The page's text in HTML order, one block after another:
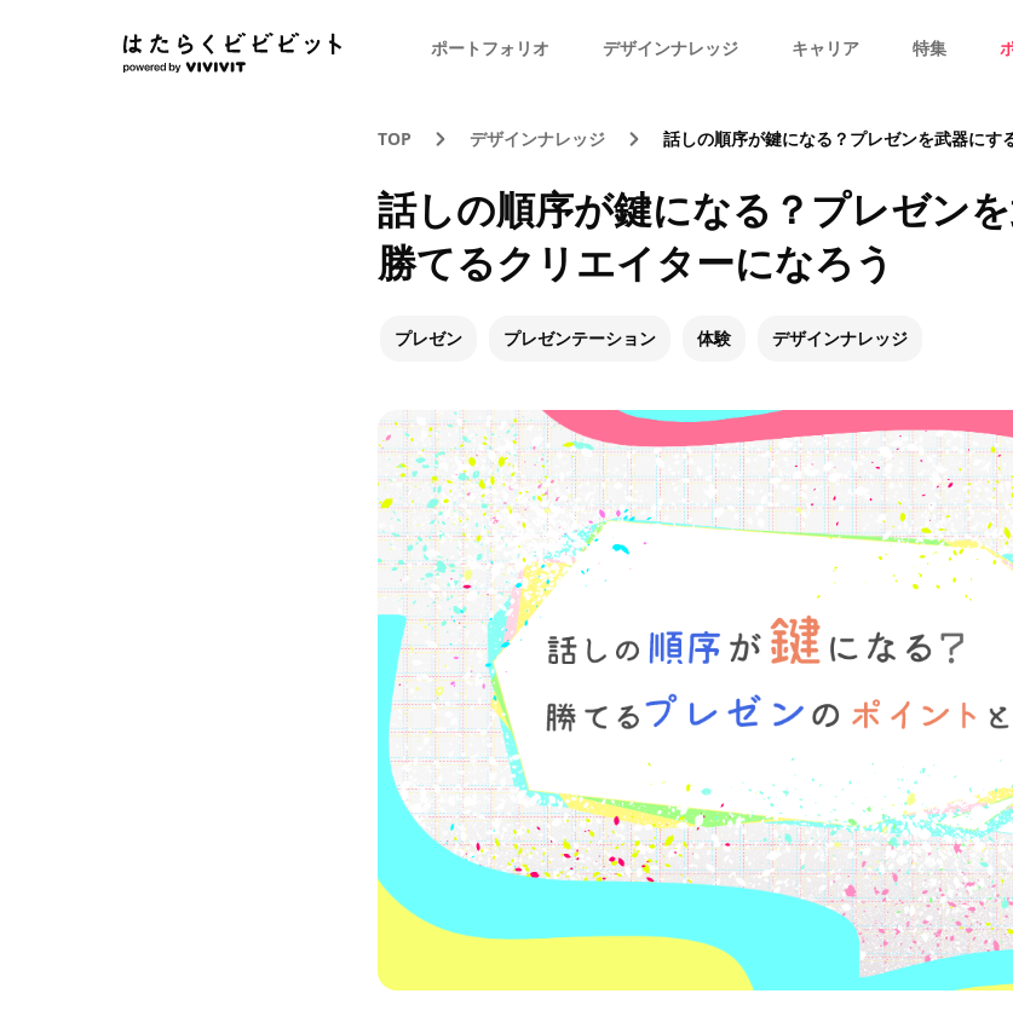
ポートフォリオ デザインナレッジ キャリア 特集
TOP デザインナレッジ 話しの順序が鍵になる？プレゼンを武器にする
話しの順序が鍵になる？プレゼンを
勝てるクリエイターになろう
プレゼン プレゼンテーション 体験 デザインナレッジ